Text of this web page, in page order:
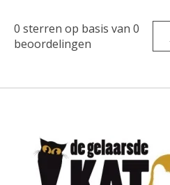
0 sterren op basis van 0
beoordelingen